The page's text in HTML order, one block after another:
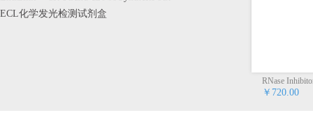
ECL化学发光检测试剂盒
RNase
￥720.00